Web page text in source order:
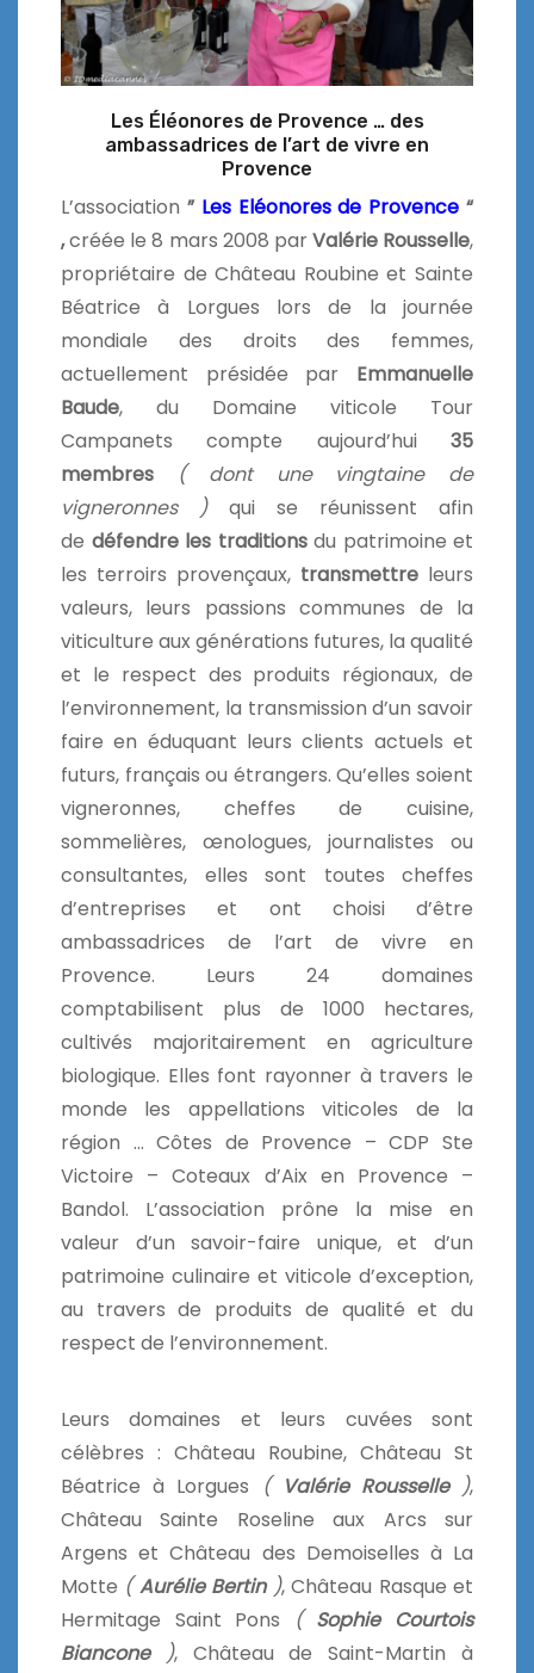
Les Éléonores de Provence … des
ambassadrices de l’art de vivre en
Provence
L’association ” Les Eléonores de Provence “
,créée le 8 mars 2008 parValérie Rousselle,
propriétaire de Château Roubine et Sainte
Béatrice à Lorgues lors de la journée
mondiale des droits des femmes,
actuellement présidée par Emmanuelle
Baude, du Domaine viticole Tour
Campanets compte aujourd’hui 35
membres
( dont une vingtaine de
vigneronnes )qui se réunissent afin
de défendre les traditions du patrimoine et
les terroirs provençaux, transmettre leurs
valeurs, leurs passions communes de la
viticulture aux générations futures, la qualité
et le respect des produits régionaux, de
l’environnement, la transmission d’un savoir
faire en éduquant leurs clients actuels et
futurs, français ou étrangers. Qu’elles soient
vigneronnes, cheffes de cuisine,
sommelières, œnologues, journalistes ou
consultantes, elles sont toutes cheffes
d’entreprises et ont choisi d’être
ambassadrices de l’art de vivre en
Provence. Leurs 24 domaines
comptabilisent plus de 1000 hectares,
cultivés majoritairement en agriculture
biologique. Elles font rayonner à travers le
monde les appellations viticoles de la
région … Côtes de Provence – CDP Ste
Victoire – Coteaux d’Aix en Provence –
Bandol. L’association prône la mise en
valeur d’un savoir-faire unique, et d’un
patrimoine culinaire et viticole d’exception,
au travers de produits de qualité et du
respect de l’environnement.
Leurs domaines et leurs cuvées sont
célèbres : Château Roubine, Château St
Béatrice à Lorgues
( Valérie Rousselle),
Château Sainte Roseline aux Arcs sur
Argens et Château des Demoiselles à La
Motte (Aurélie Bertin), Château Rasque et
Hermitage Saint Pons ( Sophie Courtois
Biancone), Château de Saint-Martin à